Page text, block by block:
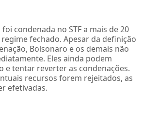
condenada no STF a mais de 20
fechado. Apesar da definição
Bolsonaro e os demais não
Eles ainda podem
e tentar reverter as condenações.
recursos forem rejeitados, as
efetivadas.